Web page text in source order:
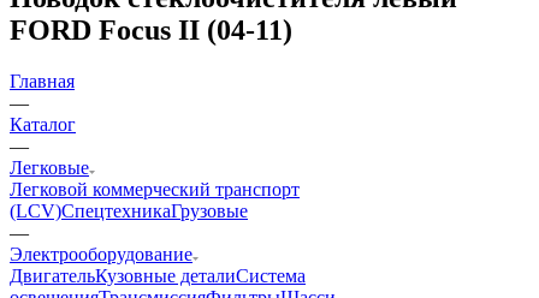
FORD Focus II (04-11)
Главная
—
Каталог
—
Легковые
Легковой коммерческий транспорт
(LCV)СпецтехникаГрузовые
—
Электрооборудование
ДвигательКузовные деталиСистема